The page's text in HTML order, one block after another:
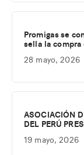
Promigas se
sella la
28 mayo, 2026
ASOCIACIÓN
DEL PERÚ
19 mayo, 2026